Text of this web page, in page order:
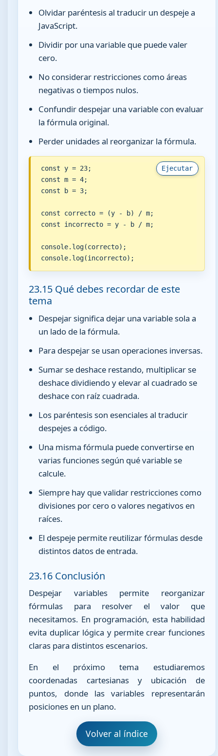
Olvidar paréntesis al traducir un despeje a
JavaScript.
Dividir por una variable que puede valer
cero.
No considerar restricciones como áreas
negativas o tiempos nulos.
Confundir despejar una variable con evaluar
la fórmula original.
Perder unidades al reorganizar la fórmula.
Ejecutar
const y = 23;
const m = 4;
const b = 3;
const correcto = (y - b) / m;
const incorrecto = y - b / m;
console.log(correcto);
console.log(incorrecto);
23.15 Qué debes recordar de este
tema
Despejar significa dejar una variable sola a
un lado de la fórmula.
Para despejar se usan operaciones inversas.
Sumar se deshace restando, multiplicar se
deshace dividiendo y elevar al cuadrado se
deshace con raíz cuadrada.
Los paréntesis son esenciales al traducir
despejes a código.
Una misma fórmula puede convertirse en
varias funciones según qué variable se
calcule.
Siempre hay que validar restricciones como
divisiones por cero o valores negativos en
raíces.
El despeje permite reutilizar fórmulas desde
distintos datos de entrada.
23.16 Conclusión
Despejar variables permite reorganizar
fórmulas para resolver el valor que
necesitamos. En programación, esta habilidad
evita duplicar lógica y permite crear funciones
claras para distintos escenarios.
En el próximo tema estudiaremos
coordenadas cartesianas y ubicación de
puntos, donde las variables representarán
posiciones en un plano.
Volver al índice